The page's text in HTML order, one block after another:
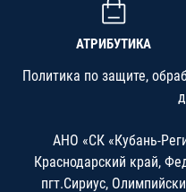
АТРИБУТИКА
Политика по защите,
АНО «СК «Кубань-
Краснодарский край,
пгт.Сириус,